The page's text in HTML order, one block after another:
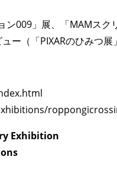
ン009」展、「MAMスク
ー（「PIXARのひみつ展
Exhibition